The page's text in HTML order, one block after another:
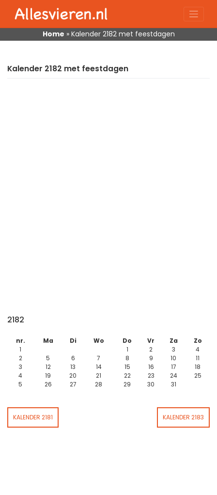
content
Home » Kalender 2182 met feestdagen
Kalender 2182 met feestdagen
2182
nr. Ma Di Wo Do Vr Za
Zo
1
1 2 3
4
2
5 6 7 8 9 10
11
3
12 13 14 15 16 17
18
4
19 20 21 22 23 24
25
5
26 27 28 29 30 31
KALENDER 2181 KALENDER 2183